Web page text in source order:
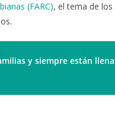
(FARC), el tema de los
y siempre están